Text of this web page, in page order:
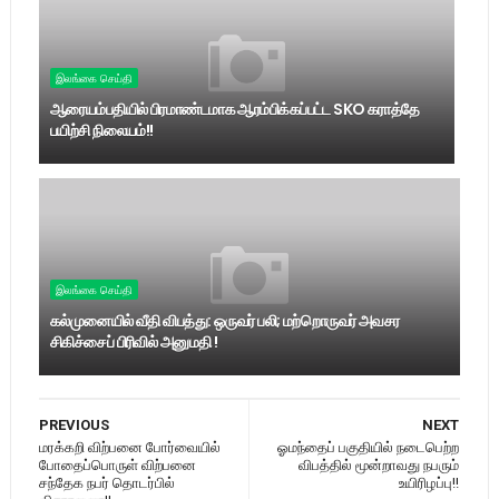
இலங்கை செய்தி
ஆரையம்பதியில் பிரமாண்டமாக ஆரம்பிக்கப்பட்ட SKO கராத்தே
பயிற்சி நிலையம்!!
இலங்கை செய்தி
கல்முனையில் வீதி விபத்து: ஒருவர் பலி; மற்றொருவர் அவசர
சிகிச்சைப் பிரிவில் அனுமதி !
NEXT
ஓமந்தைப் பகுதியில் நடைபெற்ற
விபத்தில் மூன்றாவது நபரும்
உயிரிழப்பு!!
PREVIOUS
மரக்கறி விற்பனை போர்வையில்
போதைப்பொருள் விற்பனை
சந்தேக நபர் தொடர்பில்